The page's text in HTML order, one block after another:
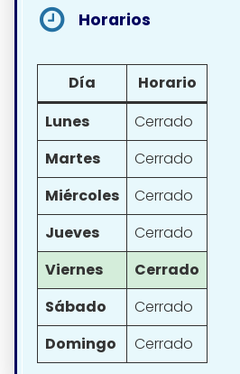
Horarios
Día
Horario
Lunes
Cerrado
Martes
Cerrado
Miércoles
Cerrado
Jueves
Cerrado
Viernes
Cerrado
Sábado
Cerrado
Domingo
Cerrado